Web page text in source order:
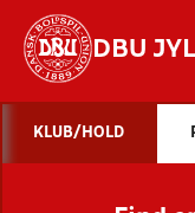
DBU
KLUB/HOLD